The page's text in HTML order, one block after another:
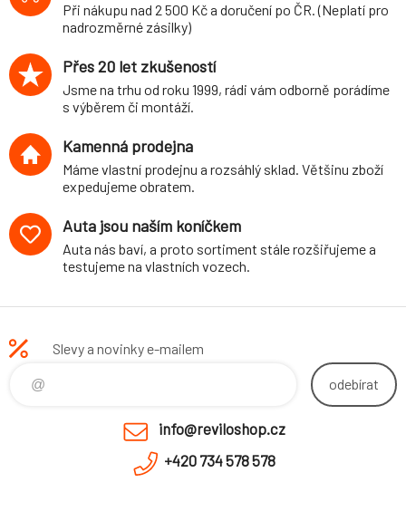
Při nákupu nad 2 500 Kč a doručení po ČR. (Neplatí pro
nadrozměrné zásilky)
Přes 20 let zkušeností
Jsme na trhu od roku 1999, rádi vám odborně porádíme
s výběrem či montáží.
Kamenná prodejna
Máme vlastní prodejnu a rozsáhlý sklad. Většinu zboží
expedujeme obratem.
Auta jsou naším koníčkem
Auta nás baví, a proto sortiment stále rozšiřujeme a
testujeme na vlastních vozech.
Slevy a novinky e-mailem
odebírat
info@reviloshop.cz
+420 734 578 578